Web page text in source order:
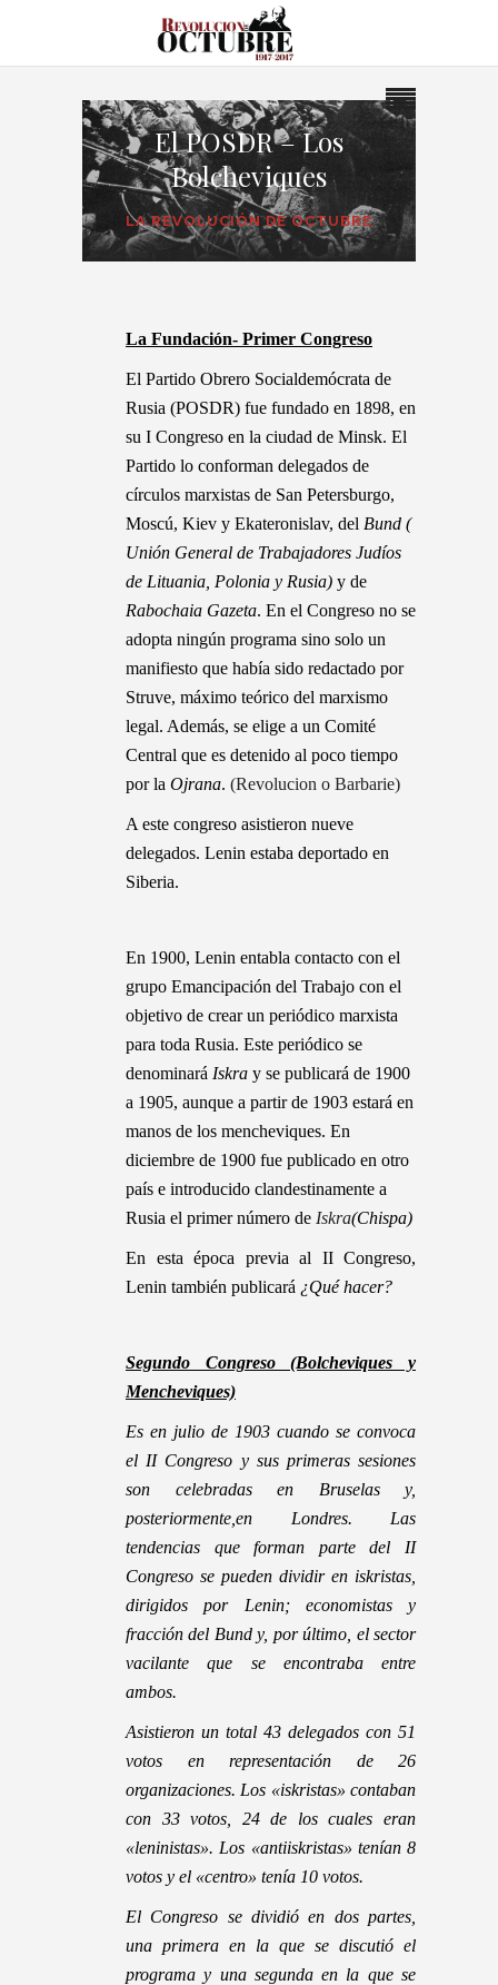
El POSDR – Los
Bolcheviques
LA REVOLUCIÓN DE OCTUBRE
La Fundación- Primer Congreso
El Partido Obrero Socialdemócrata de
Rusia (POSDR) fue fundado en 1898, en
su I Congreso en la ciudad de Minsk. El
Partido lo conforman delegados de
círculos marxistas de San Petersburgo,
Moscú, Kiev y Ekateronislav, del Bund (
Unión General de Trabajadores Judíos
de Lituania, Polonia y Rusia) y de
Rabochaia Gazeta. En el Congreso no se
adopta ningún programa sino solo un
manifiesto que había sido redactado por
Struve, máximo teórico del marxismo
legal. Además, se elige a un Comité
Central que es detenido al poco tiempo
por la Ojrana. (Revolucion o Barbarie)
A este congreso asistieron nueve
delegados. Lenin estaba deportado en
Siberia.
En 1900, Lenin entabla contacto con el
grupo Emancipación del Trabajo con el
objetivo de crear un periódico marxista
para toda Rusia. Este periódico se
denominará Iskra y se publicará de 1900
a 1905, aunque a partir de 1903 estará en
manos de los mencheviques. En
diciembre de 1900 fue publicado en otro
país e introducido clandestinamente a
Rusia el primer número de Iskra(Chispa)
En esta época previa al II Congreso,
Lenin también publicará ¿Qué hacer?
Segundo Congreso (Bolcheviques y
Mencheviques)
Es en julio de 1903 cuando se convoca
el II Congreso y sus primeras sesiones
son celebradas en Bruselas y,
posteriormente,en Londres. Las
tendencias que forman parte del II
Congreso se pueden dividir en iskristas,
dirigidos por Lenin; economistas y
fracción del Bund y, por último, el sector
vacilante que se encontraba entre
ambos.
Asistieron un total 43 delegados con 51
votos en representación de 26
organizaciones. Los «iskristas» contaban
con 33 votos, 24 de los cuales eran
«leninistas». Los «antiiskristas» tenían 8
votos y el «centro» tenía 10 votos.
El Congreso se dividió en dos partes,
una primera en la que se discutió el
programa y una segunda en la que se